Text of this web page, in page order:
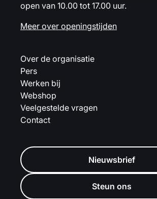
open van 10.00 tot 17.00 uur.
Meer over openingstijden
Over de organisatie
Pers
Werken bij
Webshop
Veelgestelde vragen
Contact
Nieuwsbrief
Steun ons